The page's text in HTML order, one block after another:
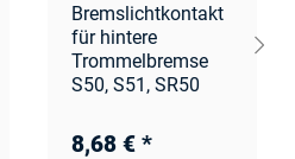
Bremslichtkontakt
für hintere
Trommelbremse
S50, S51, SR50
8,68 € *